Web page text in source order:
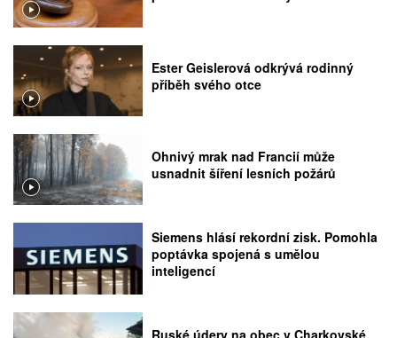
Ester Geislerová odkrývá rodinný
příběh svého otce
Ohnivý mrak nad Francií může
usnadnit šíření lesních požárů
Siemens hlásí rekordní zisk. Pomohla
poptávka spojená s umělou
inteligencí